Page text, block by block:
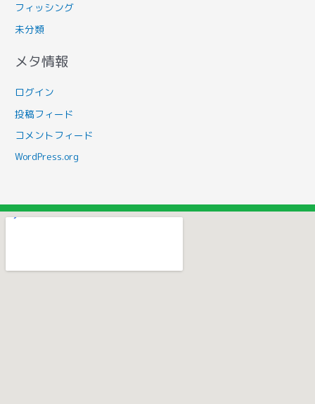
フィッシング
未分類
メタ情報
ログイン
投稿フィード
コメントフィード
WordPress.org